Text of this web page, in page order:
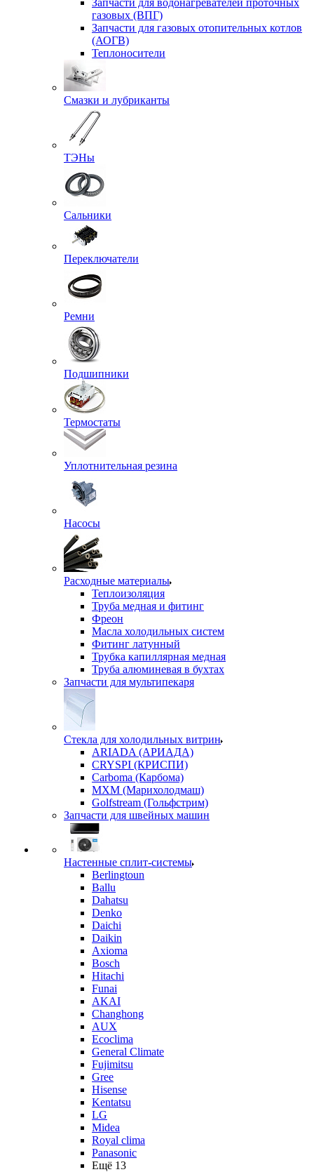
Запчасти для водонагревателей проточных
газовых (ВПГ)
Запчасти для газовых отопительных котлов
(АОГВ)
Теплоносители
Смазки и лубриканты
ТЭНы
Сальники
Переключатели
Ремни
Подшипники
Термостаты
Уплотнительная резина
Насосы
Расходные материалы
Теплоизоляция
Труба медная и фитинг
Фреон
Масла холодильных систем
Фитинг латунный
Трубка капиллярная медная
Труба алюминевая в бухтах
Запчасти для мультипекаря
Стекла для холодильных витрин
ARIADA (АРИАДА)
CRYSPI (КРИСПИ)
Carboma (Карбома)
MXM (Марихолодмаш)
Golfstream (Гольфстрим)
Запчасти для швейных машин
Настенные сплит-системы
Berlingtoun
Ballu
Dahatsu
Denko
Daichi
Daikin
Axioma
Bosch
Hitachi
Funai
AKAI
Changhong
AUX
Ecoclima
General Climate
Fujimitsu
Gree
Hisense
Kentatsu
LG
Midea
Royal clima
Panasonic
Ещё 13